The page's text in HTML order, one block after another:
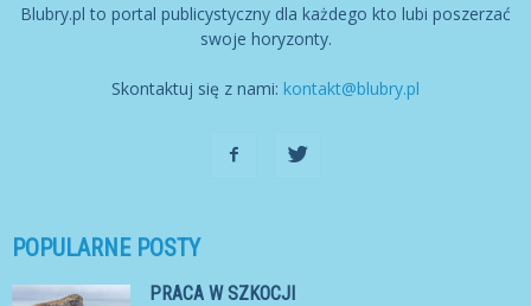
Blubry.pl to portal publicystyczny dla każdego kto lubi poszerzać
swoje horyzonty.
Skontaktuj się z nami: kontakt@blubry.pl
POPULARNE POSTY
PRACA W SZKOCJI